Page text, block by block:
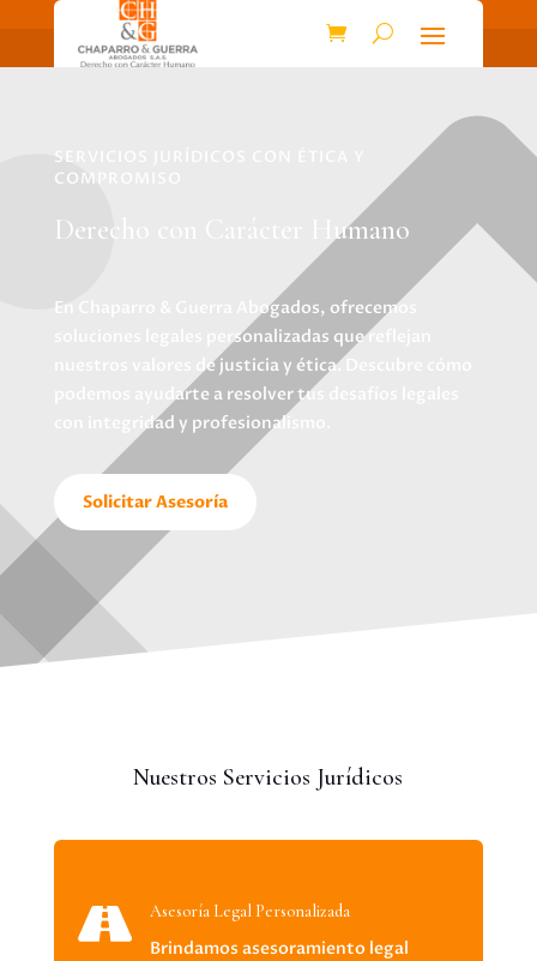
SERVICIOS JURÍDICOS CON ÉTICA Y
COMPROMISO
Derecho con Carácter Humano
En Chaparro & Guerra Abogados, ofrecemos
soluciones legales personalizadas que reflejan
nuestros valores de justicia y ética. Descubre cómo
podemos ayudarte a resolver tus desafíos legales
con integridad y profesionalismo.
Solicitar Asesoría
Nuestros Servicios Jurídicos
 Asesoría Legal Personalizada
Brindamos asesoramiento legal